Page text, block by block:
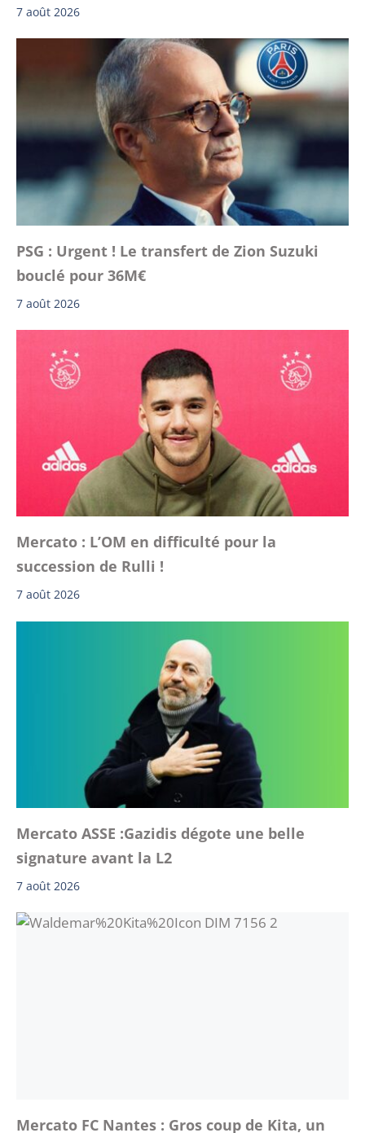
7 août 2026
PSG : Urgent ! Le transfert de Zion Suzuki
bouclé pour 36M€
7 août 2026
Mercato : L’OM en difficulté pour la
succession de Rulli !
7 août 2026
Mercato ASSE :Gazidis dégote une belle
signature avant la L2
7 août 2026
Mercato FC Nantes : Gros coup de Kita, un